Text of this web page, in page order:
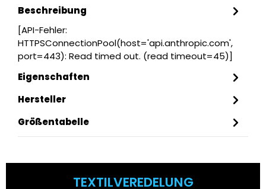
Beschreibung
[API-Fehler:
HTTPSConnectionPool(host='api.anthropic.com',
port=443): Read timed out. (read timeout=45)]
Eigenschaften
Hersteller
Größentabelle
TEXTILVEREDELUNG